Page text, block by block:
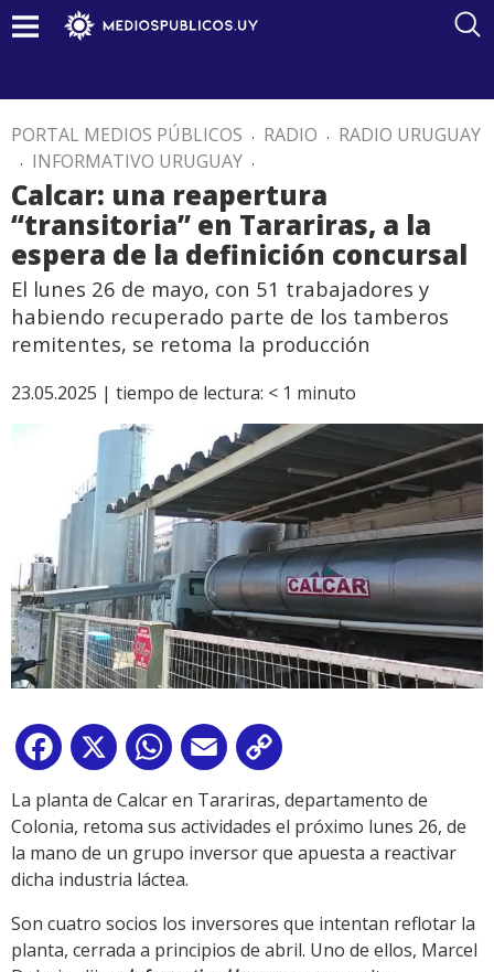
PORTAL MEDIOS PÚBLICOS . RADIO . RADIO URUGUAY
. INFORMATIVO URUGUAY .
Calcar: una reapertura
“transitoria” en Tarariras, a la
espera de la definición concursal
El lunes 26 de mayo, con 51 trabajadores y
habiendo recuperado parte de los tamberos
remitentes, se retoma la producción
23.05.2025 | tiempo de lectura: < 1 minuto
Facebook
X WhatsApp
Email
Link
La planta de Calcar en Tarariras, departamento de
Colonia, retoma sus actividades el próximo lunes 26, de
la mano de un grupo inversor que apuesta a reactivar
dicha industria láctea.
Son cuatro socios los inversores que intentan reflotar la
planta, cerrada a principios de abril. Uno de ellos, Marcel